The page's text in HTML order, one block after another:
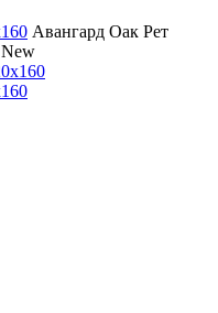
Авангард Оак Рет
New